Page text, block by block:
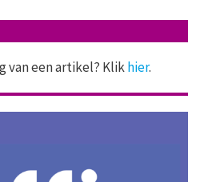
van een artikel? Klikhier.